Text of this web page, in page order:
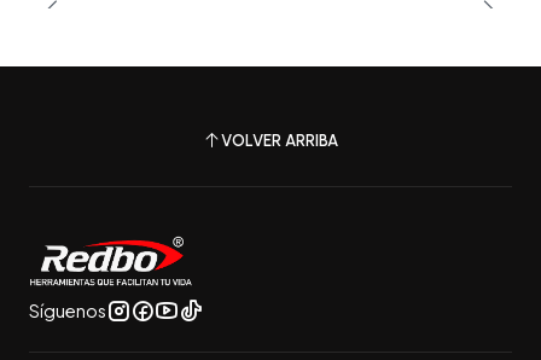
VOLVER ARRIBA
Síguenos